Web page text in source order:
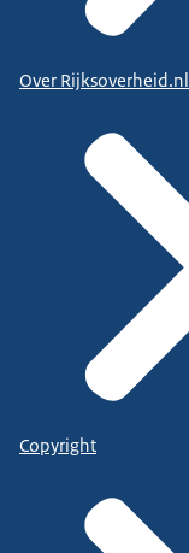
Over Rijksoverheid.nl
Copyright